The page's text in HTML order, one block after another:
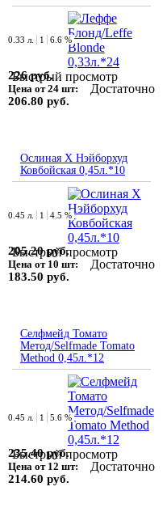
Быстрый просмотр
0.33 л. 1 6.6 %
226 руб.
Цена от 24 шт:
206.80 руб.
Достаточно
Ослиная Х Нэйборхуд
Ковбойская 0,45л.*10
Быстрый просмотр
0.45 л. 1 4.5 %
205.20 руб.
Цена от 10 шт:
183.50 руб.
Достаточно
Селфмейд Томато
Метод/Selfmade Tomato
Method 0,45л.*12
Быстрый просмотр
0.45 л. 1 5.6 %
235.40 руб.
Цена от 12 шт:
214.60 руб.
Достаточно